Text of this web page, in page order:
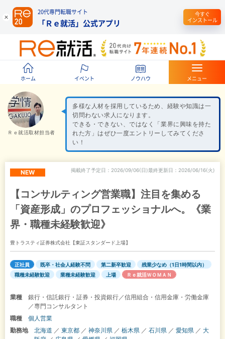
20代専門転職サイト
「Ｒｅ就活」公式アプリ
今すぐ
インストール
ホーム イベント ノウハウ メニュー
多様な人材を採用しているため、経験や知識は一
切問わない求人になります。
できる・できない、ではなく「業界に興味を持た
れた方」はぜひ一度エントリーしてみてくださ
い！
Ｒｅ就活取材担当者
NEW 最終更新日 2026/06/16(火)
掲載終了予定日 2026/09/06(日)
【コンサルティング営業職】注目を集める
「資産形成」のプロフェッショナルへ。《業
界・職種未経験歓迎》
豊トラスティ証券株式会社【東証スタンダード上場】
正社員 既卒・社会人経験不問 第二新卒歓迎
残業少なめ（1日1時間以内）
職種未経験歓迎
業種未経験歓迎 上場 Ｒｅ就活ＷＯＭＡＮ
業種
銀行・信託銀行・証券・投資銀行／信用組合・信用金庫・労働金庫
／専門コンサルタント
職種
個人営業
勤務地
北海道 ／ 東京都 ／ 神奈川県 ／ 栃木県 ／ 石川県 ／ 愛知県 ／ 大